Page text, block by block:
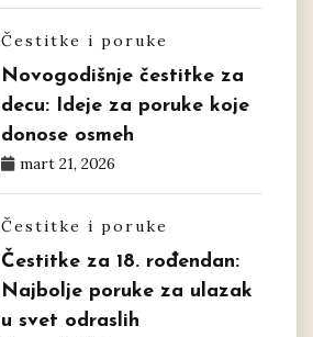
Čestitke i poruke
Novogodišnje čestitke za
decu: Ideje za poruke koje
donose osmeh
mart 21, 2026
Čestitke i poruke
Čestitke za 18. rođendan:
Najbolje poruke za ulazak
u svet odraslih